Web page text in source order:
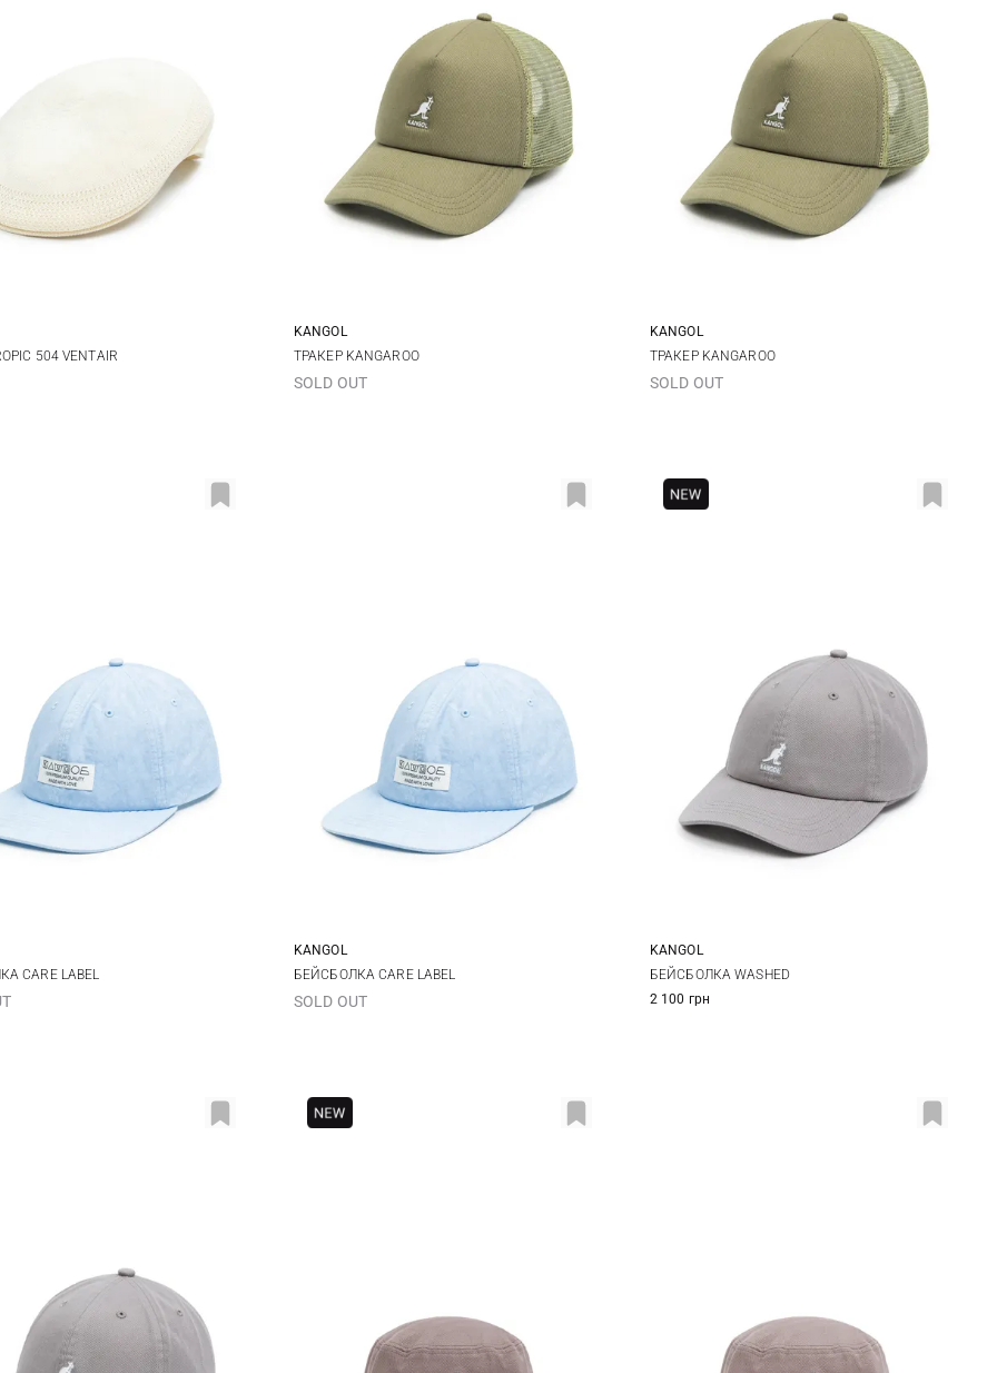
M
504 VENTAIR
KANGOL
ТРАКЕР KANGAROO
SOLD OUT
KANGOL
ТРАКЕР KANGAROO
SOLD OUT
One size
CARE LABEL
One size
KANGOL
БЕЙСБОЛКА CARE LABEL
SOLD OUT
One size
KANGOL
БЕЙСБОЛКА WASHED
2 100 грн